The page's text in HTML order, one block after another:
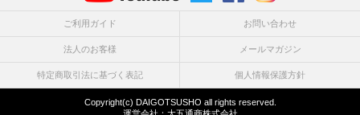
ご利用ガイド お問い合わせ
法人のお客様 メールマガジン
特定商取引法に基づく表記 個人情報保護方針
Copyright(c) DAIGOTSUSHO all rights reserved.